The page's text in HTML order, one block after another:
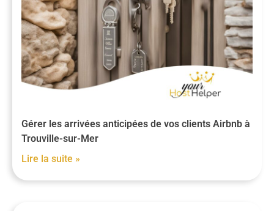
Gérer les arrivées anticipées de vos clients Airbnb à
Trouville-sur-Mer
Lire la suite »